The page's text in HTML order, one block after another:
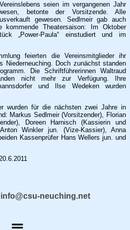
seien im vergangenen Jahr
betonte der Vorsitzende. Alle
gewesen. Sedlmeir gab auch
Theatersaison: Im Oktober
„Power-Paula“ einstudiert und im
feierten die Vereinsmitglieder ihr
Niederneuching. Doch zunächst standen
Die Schriftführerinnen Waltraud
nicht mehr zur Verfügung. Ihre
und Ilse Wedeken wurden
wurden für die nächsten zwei Jahre in
Markus Sedlmeir (Vorsitzender), Florian
Doreen Harnisch (Kassierin und
Winkler jun. (Vize-Kassier), Anna
Kassenprüfer Hans Wellers jun. und
neuching.net